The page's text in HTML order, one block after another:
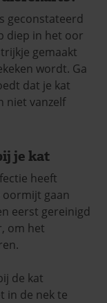
geconstateerd
diep in het oor
gemaakt
wordt. Ga
dat je kat
niet vanzelf
je kat
heeft
oormijt gaan
eerst gereinigd
om het
de kat
in de nek te